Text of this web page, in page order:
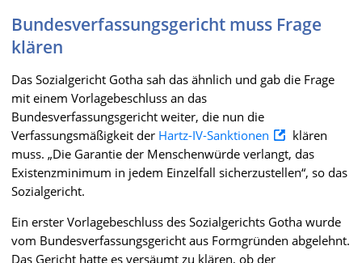
Bundesverfassungsgericht muss Frage
klären
Das Sozialgericht Gotha sah das ähnlich und gab die Frage
mit einem Vorlagebeschluss an das
Bundesverfassungsgericht weiter, die nun die
Verfassungsmäßigkeit der Hartz-IV-Sanktionen
klären
muss. „Die Garantie der Menschenwürde verlangt, das
Existenzminimum in jedem Einzelfall sicherzustellen“, so das
Sozialgericht.
Ein erster Vorlagebeschluss des Sozialgerichts Gotha wurde
vom Bundesverfassungsgericht aus Formgründen abgelehnt.
Das Gericht hatte es versäumt zu klären, ob der